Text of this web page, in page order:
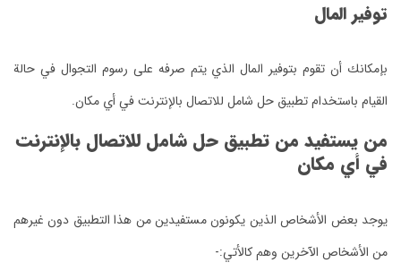
توفير المال
بإمكانك أن تقوم بتوفير المال الذي يتم صرفه على رسوم التجوال في حالة
القيام باستخدام تطبيق حل شامل للاتصال بالإنترنت في أي مكان.
من يستفيد من تطبيق حل شامل للاتصال بالإنترنت
في أي مكان
يوجد بعض الأشخاص الذين يكونون مستفيدين من هذا التطبيق دون غيرهم
من الأشخاص الآخرين وهم كالأتي:-